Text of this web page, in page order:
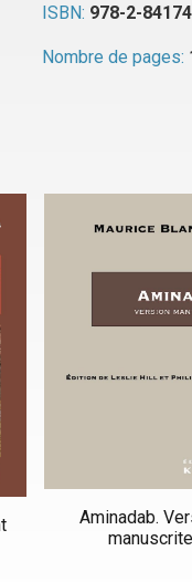
ISBN: 978-2-
Nombre de pages:
Aminadab.
manuscrite